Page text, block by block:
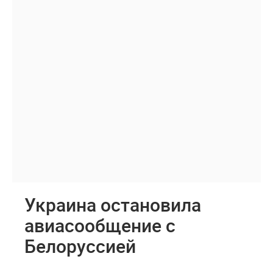
Украина остановила
авиасообщение с
Белоруссией